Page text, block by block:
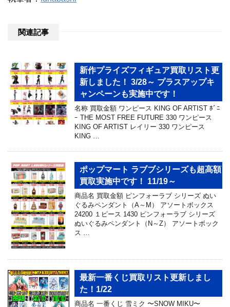
関連記事
新作プライズフィギュア買取リスト更
新しました！ 3/28～ プラスアップキ
ャンペーンも実施中です！
名称 買取金額 ワンピース KING OF ARTIST ﾎﾞﾆ
ｰ THE MOST FREE FUTURE 330 ワンピース
KING OF ARTIST レイリー 330 ワンピース
KING …
ポップマート ラブブシリーズも超高額
買取実施中です！ 11/19～
商品名 買取金額 ピンフォーラブ シリーズ ぬい
ぐるみペンダント（A～M） アソートボックス
24200 １ピース 1430 ピンフォーラブ シリーズ
ぬいぐるみペンダント（N～Z） アソートボック
ス …
最新一番くじ買取リスト更新しまし
た！1/22
商品名 ⼀番くじ 雪ミク 〜SNOW MIKU〜